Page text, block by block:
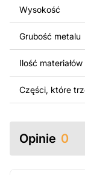
Za dodatkową
poprzez
potrzeb. Jeśli
zawsze chętnie
Wysokość
Grubość metalu
Ilość materiałów
Części, które
Opinie 0